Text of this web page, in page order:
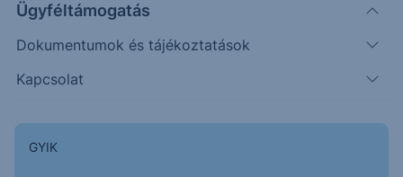
Ügyféltámogatás
Dokumentumok és tájékoztatások
Kapcsolat
GYIK
83.9000
83.9500